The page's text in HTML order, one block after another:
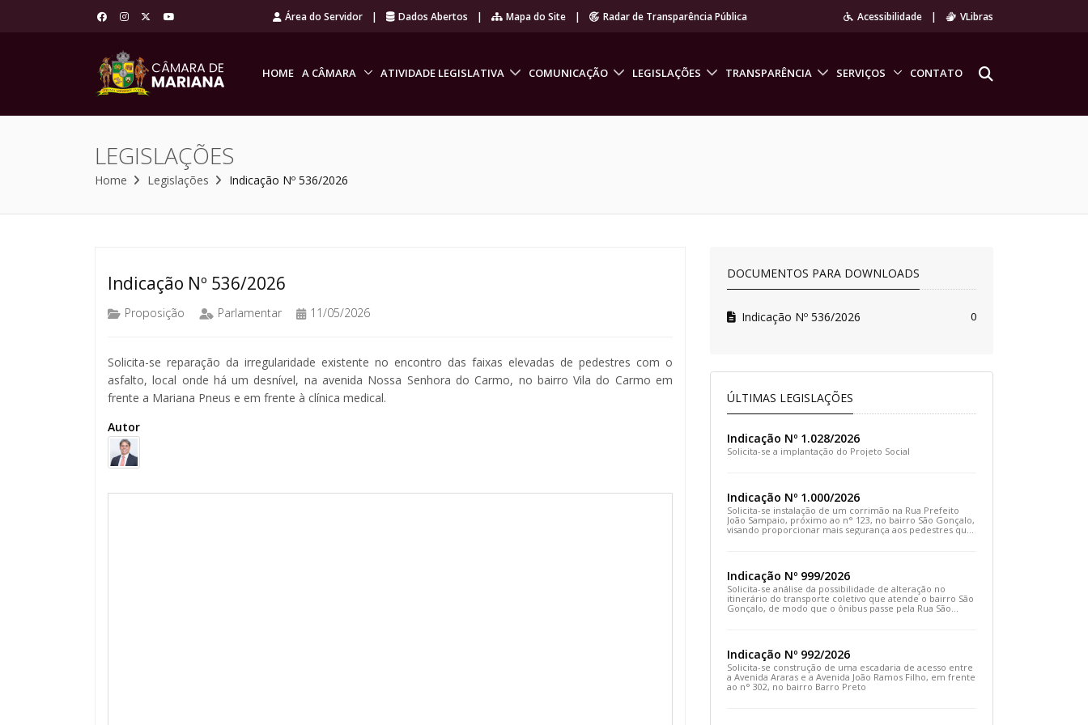
Área do Servidor | Dados Abertos | Mapa do Site | Radar de Transparência Pública Acessibilidade | VLibras
HOME A CÂMARA ATIVIDADE LEGISLATIVA COMUNICAÇÃO LEGISLAÇÕES TRANSPARÊNCIA SERVIÇOS CONTATO
LEGISLAÇÕES
Home Legislações Indicação Nº 536/2026
Indicação Nº 536/2026
Proposição Parlamentar 11/05/2026
Solicita-se reparação da irregularidade existente no encontro das faixas elevadas de pedestres com o
asfalto, local onde há um desnível, na avenida Nossa Senhora do Carmo, no bairro Vila do Carmo em
frente a Mariana Pneus e em frente à clínica medical.
Autor
DOCUMENTOS PARA DOWNLOADS
Indicação Nº 536/2026 0
ÚLTIMAS LEGISLAÇÕES
Indicação Nº 1.028/2026
Solicita-se a implantação do Projeto Social
Indicação Nº 1.000/2026
Solicita-se instalação de um corrimão na Rua Prefeito
João Sampaio, próximo ao n° 123, no bairro São Gonçalo,
visando proporcionar mais segurança aos pedestres que
Indicação Nº 999/2026
Solicita-se análise da possibilidade de alteração no
itinerário do transporte coletivo que atende o bairro São
Gonçalo, de modo que o ônibus passe pela Rua São
Indicação Nº 992/2026
Solicita-se construção de uma escadaria de acesso entre
a Avenida Araras e a Avenida João Ramos Filho, em frente
ao n° 302, no bairro Barro Preto